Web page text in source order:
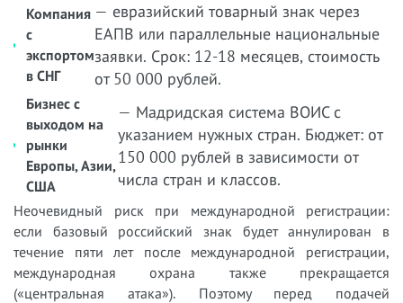
Компания
с
экспортом
в СНГ
— евразийский товарный знак через
ЕАПВ или параллельные национальные
заявки. Срок: 12-18 месяцев, стоимость
от 50 000 рублей.
Бизнес с
выходом на
рынки
Европы, Азии,
США
— Мадридская система ВОИС с
указанием нужных стран. Бюджет: от
150 000 рублей в зависимости от
числа стран и классов.
Неочевидный риск при международной регистрации:
если базовый российский знак будет аннулирован в
течение пяти лет после международной регистрации,
международная охрана также прекращается
(«центральная атака»). Поэтому перед подачей